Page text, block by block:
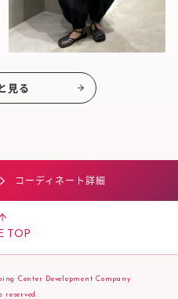
見る
コーディネート詳細
TOP
Center Development Company